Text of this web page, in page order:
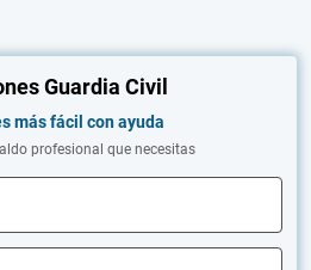
Guardia Civil
más fácil con ayuda
profesional que necesitas